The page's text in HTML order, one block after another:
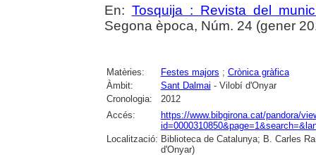
En: Tosquija : Revista del
Segona època, Núm. 24 (gener
Matèries: Festes majors ; Crònica gràfica
Àmbit:
Sant Dalmai - Vilobí d'Onyar
Cronologia:
2012
Accés:
https://www.bibgirona.cat/pandora/
Localització: Biblioteca de Catalunya; B. Carles
d'Onyar)